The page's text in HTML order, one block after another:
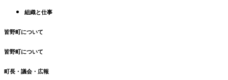
組織と仕事
皆野町について
皆野町について
町長・議会・広報